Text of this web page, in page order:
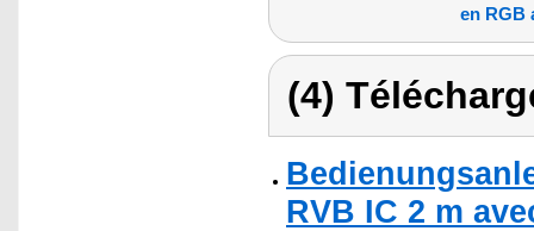
en RGB
(4)
RVB IC 2 m